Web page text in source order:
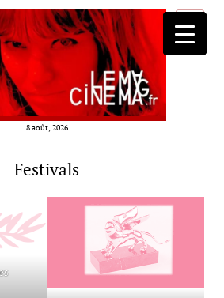
8 août, 2026
menu
Festivals